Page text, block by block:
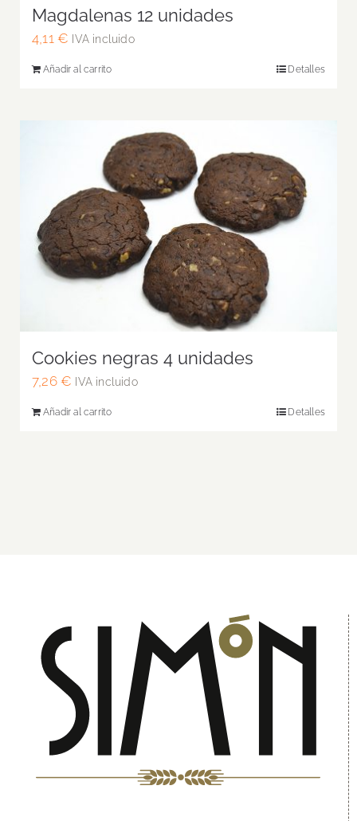
Magdalenas 12 unidades
4,11 € IVA incluido
Añadir al carrito Detalles
Cookies negras 4 unidades
7,26 € IVA incluido
Añadir al carrito Detalles